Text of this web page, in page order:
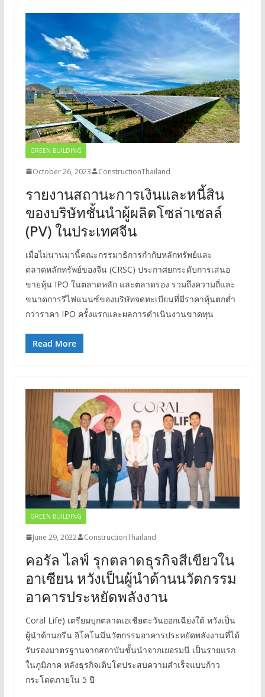
GREEN BUILDING
October 26, 2023 ConstructionThailand
รายงานสถานะการเงินและหนี้สิน
ของบริษัทชั้นนำผู้ผลิตโซล่าเซลล์
(PV) ในประเทศจีน
เมื่อไม่นานมานี้คณะกรรมาธิการกำกับหลักทรัพย์และ
ตลาดหลักทรัพย์ของจีน (CRSC) ประกาศยกระดับการเสนอ
ขายหุ้น IPO ในตลาดหลัก และตลาดรอง รวมถึงความถี่และ
ขนาดการรีไฟแนนซ์ของบริษัทจดทะเบียนที่มีราคาหุ้นตกต่ำ
กว่าราคา IPO ครั้งแรกและผลการดำเนินงานขาดทุน
Read More
GREEN BUILDING
June 29, 2022 ConstructionThailand
คอรัล ไลฟ์ รุกตลาดธุรกิจสีเขียวใน
อาเซียน หวังเป็นผู้นำด้านนวัตกรรม
อาคารประหยัดพลังงาน
Coral Life) เตรียมบุกตลาดเอเชียตะวันออกเฉียงใต้ หวังเป็น
ผู้นำด้านกรีน อิโคโนมีนวัตกรรมอาคารประหยัดพลังงานที่ได้
รับรองมาตรฐานจากสถาบันชั้นนำจากเยอรมนี เป็นรายแรก
ในภูมิภาค หลังธุรกิจเติบโตประสบความสำเร็จแบบก้าว
กระโดดภายใน 5 ปี